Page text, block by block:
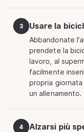
3 Usare la
Abbandonate
prendete la
lavoro, al
facilmente
propria
un allenamento.
4 Alzarsi più